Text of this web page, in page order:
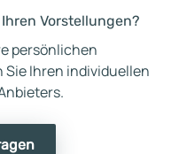
Vorstellungen?
persönlichen
Ihren individuellen